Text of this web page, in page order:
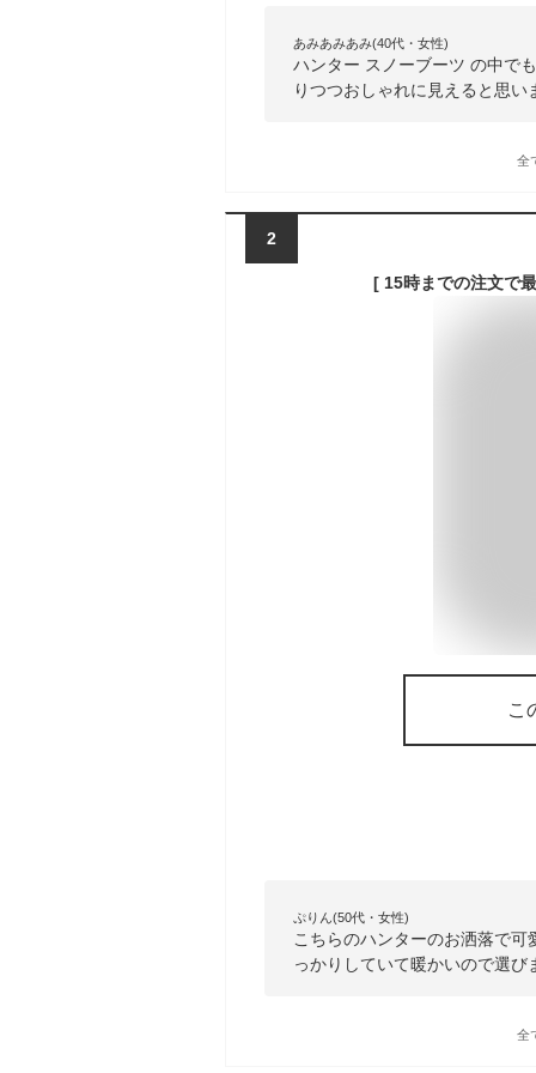
あみあみあみ(40代・女性)
ハンター スノーブーツ の中で
りつつおしゃれに見えると思い
全
2
こ
ぷりん(50代・女性)
こちらのハンターのお洒落で
っかりしていて暖かいので選び
全